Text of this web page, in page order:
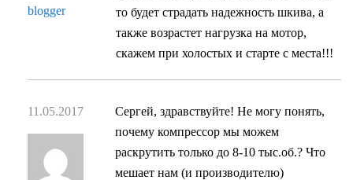
blogger
то будет страдать надежность шкива, а
также возрастет нагрузка на мотор,
скажем при холостых и старте с места!!!
11.05.2017
Сергей, здравствуйте! Не могу понять,
почему компрессор мы можем
раскрутить только до 8-10 тыс.об.? Что
мешает нам (и производителю)